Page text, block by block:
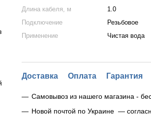
Длина кабеля, м
1.0
Подключение
Резьбовое
Применение
Чистая вода
Доставка Оплата Гарантия
Самовывоз из нашего магазина -
Новой почтой по Украине —